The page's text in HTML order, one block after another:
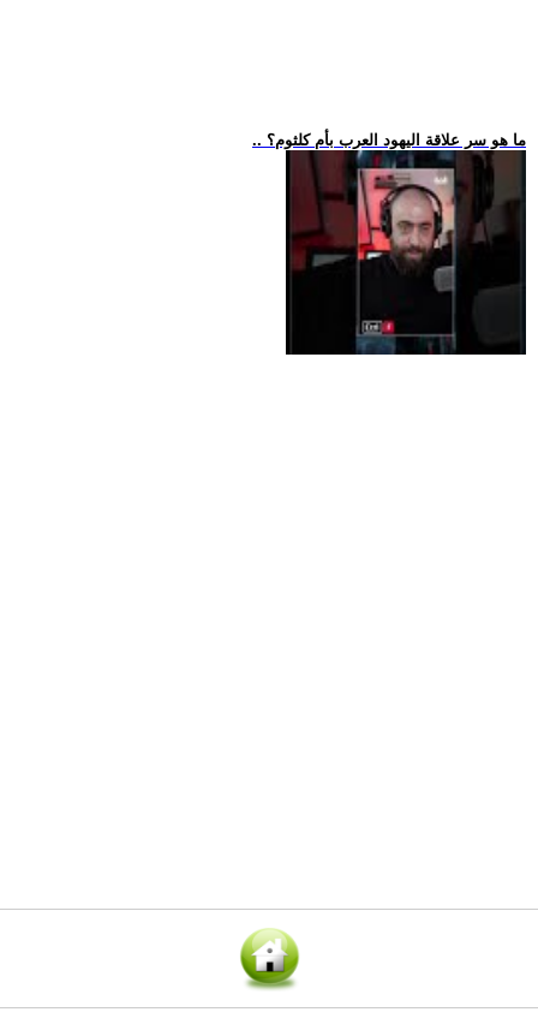
.. ما هو سر علاقة اليهود العرب بأم كلثوم؟